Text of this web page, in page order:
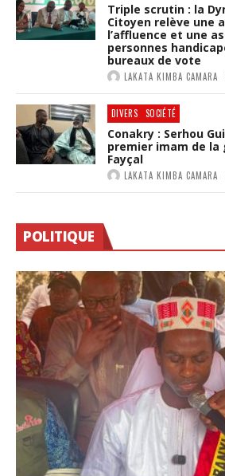
Triple scrutin : la
Citoyen relève une
l’affluence et une
personnes
bureaux de vote
LAKATA KIMBA CAMARA
DIVERS SOCIÉTÉ
Conakry : Serhou
premier imam de la
Fayçal
LAKATA KIMBA CAMARA
POLITIQUE